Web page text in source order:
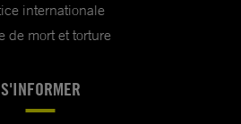
internationale
de mort et torture
S'INFORMER